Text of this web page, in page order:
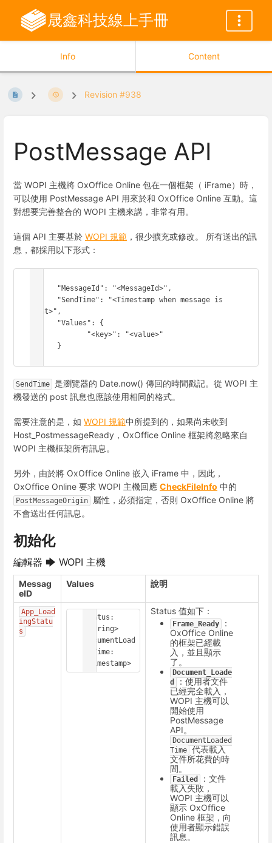
晟鑫科技線上手冊
Info Content
Revision #938
PostMessage API
當 WOPI 主機將 OxOffice Online 包在一個框架（ iFrame）時，
可以使用 PostMessage API 用來於和 OxOffice Online 互動。這
對想要完善整合的 WOPI 主機來講，非常有用。
這個 API 主要基於 WOPI 規範 ，很少擴充或修改。 所有送出的訊
息，都採用以下形式：
sent>",
SendTime 是瀏覽器的 Date.now() 傳回的時間戳記。從 WOPI 主
機發送的 post 訊息也應該使用相同的格式。
需要注意的是，如 WOPI 規範中所提到的，如果尚未收到
Host_PostmessageReady，OxOffice Online 框架將忽略來自
WOPI 主機框架所有訊息。
另外，由於將 OxOffice Online 嵌入 iFrame 中，因此，
OxOffice Online 要求 WOPI 主機回應 CheckFileInfo 中的
PostMessageOrigin
屬性，必須指定，否則 OxOffice Online 將
不會送出任何訊息。
初始化
編輯器 🡆 WOPI 主機
Messag
eID
Values 說明
App_Load
ingStatu
s
Status:
<String>
DocumentLoad
edTime:
<Timestamp>
Status 值如下：
Frame_Ready
：
OxOffice Online
的框架已經載
入，並且顯示
了。
Document_Loade
d ：使用者文件
已經完全載入，
WOPI 主機可以
開始使用
PostMessage
API。
DocumentLoaded
Time 代表載入
文件所花費的時
間。
Failed
：文件
載入失敗，
WOPI 主機可以
顯示 OxOffice
Online 框架，向
使用者顯示錯誤
訊息。